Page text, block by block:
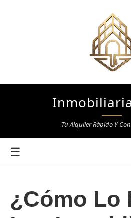
Inmobiliaria
Tu Alquiler Rápido Y
☰
¿Cómo Lo